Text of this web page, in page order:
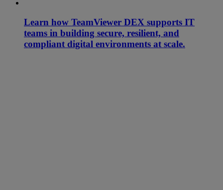
Learn how TeamViewer DEX supports IT
teams in building secure, resilient, and
compliant digital environments at scale.